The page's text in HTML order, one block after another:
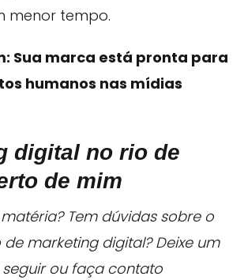
menor tempo.
: Sua marca está pronta para
humanos nas mídias
digital no rio de
de mim
Tem dúvidas sobre o
marketing digital? Deixe um
ou faça contato